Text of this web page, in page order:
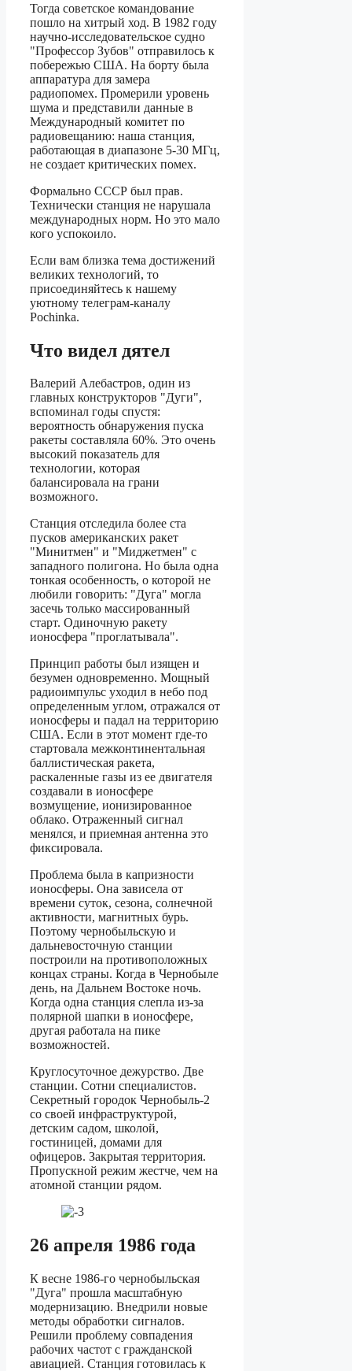
Тогда советское командование
пошло на хитрый ход. В 1982 году
научно-исследовательское судно
"Профессор Зубов" отправилось к
побережью США. На борту была
аппаратура для замера
радиопомех. Промерили уровень
шума и представили данные в
Международный комитет по
радиовещанию: наша станция,
работающая в диапазоне 5-30 МГц,
не создает критических помех.
Формально СССР был прав.
Технически станция не нарушала
международных норм. Но это мало
кого успокоило.
Если вам близка тема достижений
великих технологий, то
присоединяйтесь к нашему
уютному телеграм-каналу
Pochinka.
Что видел дятел
Валерий Алебастров, один из
главных конструкторов "Дуги",
вспоминал годы спустя:
вероятность обнаружения пуска
ракеты составляла 60%. Это очень
высокий показатель для
технологии, которая
балансировала на грани
возможного.
Станция отследила более ста
пусков американских ракет
"Минитмен" и "Миджетмен" с
западного полигона. Но была одна
тонкая особенность, о которой не
любили говорить: "Дуга" могла
засечь только массированный
старт. Одиночную ракету
ионосфера "проглатывала".
Принцип работы был изящен и
безумен одновременно. Мощный
радиоимпульс уходил в небо под
определенным углом, отражался от
ионосферы и падал на территорию
США. Если в этот момент где-то
стартовала межконтинентальная
баллистическая ракета,
раскаленные газы из ее двигателя
создавали в ионосфере
возмущение, ионизированное
облако. Отраженный сигнал
менялся, и приемная антенна это
фиксировала.
Проблема была в капризности
ионосферы. Она зависела от
времени суток, сезона, солнечной
активности, магнитных бурь.
Поэтому чернобыльскую и
дальневосточную станции
построили на противоположных
концах страны. Когда в Чернобыле
день, на Дальнем Востоке ночь.
Когда одна станция слепла из-за
полярной шапки в ионосфере,
другая работала на пике
возможностей.
Круглосуточное дежурство. Две
станции. Сотни специалистов.
Секретный городок Чернобыль-2
со своей инфраструктурой,
детским садом, школой,
гостиницей, домами для
офицеров. Закрытая территория.
Пропускной режим жестче, чем на
атомной станции рядом.
26 апреля 1986 года
К весне 1986-го чернобыльская
"Дуга" прошла масштабную
модернизацию. Внедрили новые
методы обработки сигналов.
Решили проблему совпадения
рабочих частот с гражданской
авиацией. Станция готовилась к